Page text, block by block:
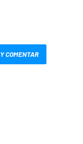
COMENTAR